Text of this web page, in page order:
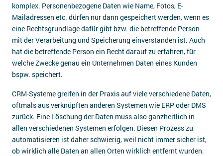
komplex. Personenbezogene Daten wie Name, Fotos, E-
Mailadressen etc. dürfen nur dann gespeichert werden, wenn es
eine Rechtsgrundlage dafür gibt bzw. die betreffende Person
mit der Verarbeitung und Speicherung einverstanden ist. Auch
hat die betreffende Person ein Recht darauf zu erfahren, für
welche Zwecke genau ein Unternehmen Daten eines Kunden
bspw. speichert.
CRM-Systeme greifen in der Praxis auf viele verschiedene Daten,
oftmals aus verknüpften anderen Systemen wie ERP oder DMS
zurück. Eine Löschung der Daten muss also ganzheitlich in
allen verschiedenen Systemen erfolgen. Diesen Prozess zu
automatisieren ist daher schwierig, weil nicht immer sicher ist,
ob wirklich alle Daten an allen Orten wirklich entfernt wurden.